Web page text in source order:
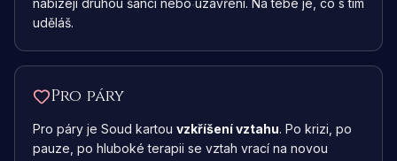
nabízejí druhou šanci nebo uzavření. Na tebe je, co s tím
uděláš.
Pro páry
Pro páry je Soud kartou vzkříšení vztahu. Po krizi, po
pauze, po hluboké terapii se vztah vrací na novou